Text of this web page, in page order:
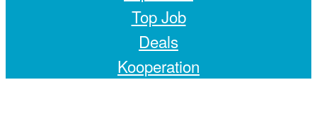
Top Job
Deals
Kooperation